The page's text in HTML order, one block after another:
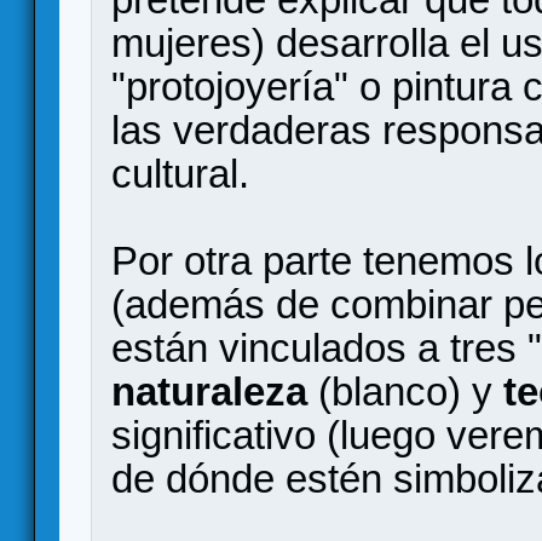
mujeres) desarrolla el
"protojoyería" o pintura
las verdaderas
cultural.
Por otra parte tenemos
(además de combinar
están vinculados a tres
naturaleza(blanco) y
significativo (luego
de dónde estén